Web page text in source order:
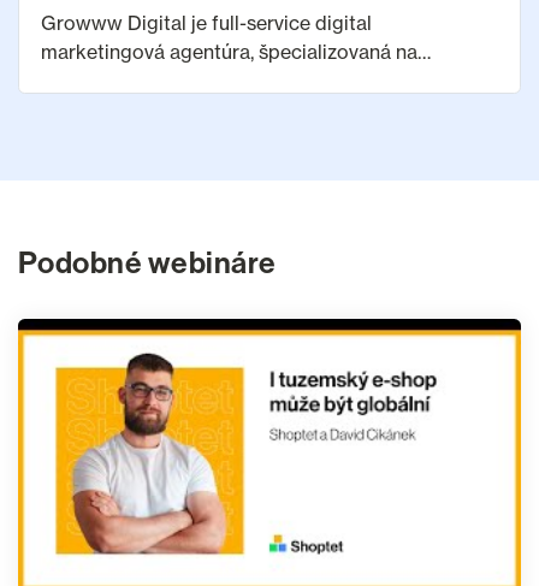
Growww Digital je full-service digital
marketingová agentúra, špecializovaná na
Podobné webináre